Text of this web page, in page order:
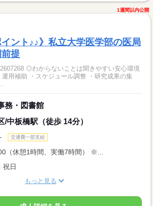
1週間以内公開
イント♪♪》私立大学医学部の医局
提
◎わからないことは聞きやすい安心環境
用補助 ・スケジュール調整 ・研究成果の集
務・図書館
/中板橋駅（徒歩 14分）
交通費一部支給
（休憩1時間、実働7時間） ※...
祝日
もっと見る